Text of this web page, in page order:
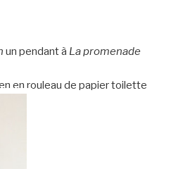
un pendant à La promenade
en rouleau de papier toilette